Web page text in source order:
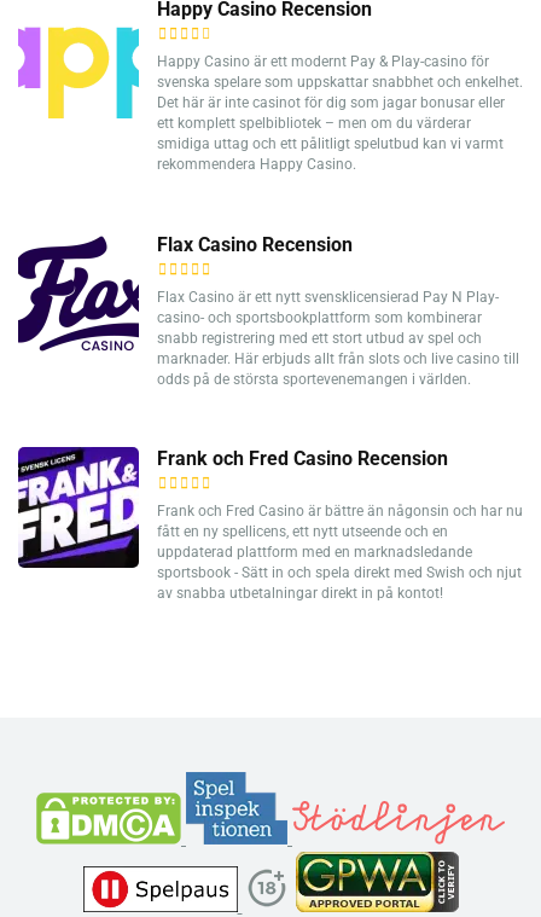
Happy Casino Recension
Happy Casino är ett modernt Pay & Play-casino för
svenska spelare som uppskattar snabbhet och enkelhet.
Det här är inte casinot för dig som jagar bonusar eller
ett komplett spelbibliotek – men om du värderar
smidiga uttag och ett pålitligt spelutbud kan vi varmt
rekommendera Happy Casino.
Flax Casino Recension
Flax Casino är ett nytt svensklicensierad Pay N Play-
casino- och sportsbookplattform som kombinerar
snabb registrering med ett stort utbud av spel och
marknader. Här erbjuds allt från slots och live casino till
odds på de största sportevenemangen i världen.
Frank och Fred Casino Recension
Frank och Fred Casino är bättre än någonsin och har nu
fått en ny spellicens, ett nytt utseende och en
uppdaterad plattform med en marknadsledande
sportsbook - Sätt in och spela direkt med Swish och njut
av snabba utbetalningar direkt in på kontot!